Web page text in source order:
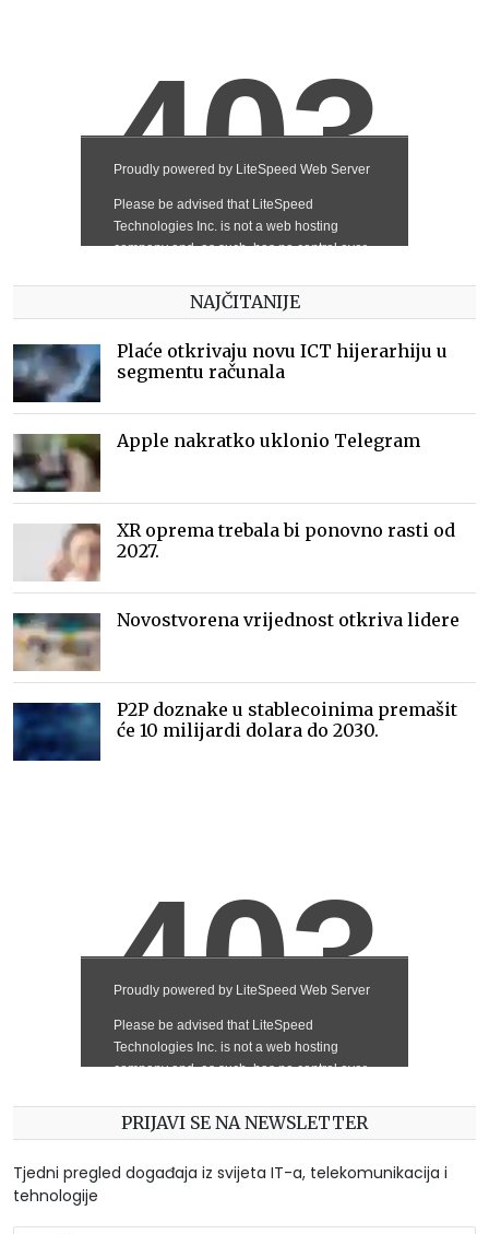
NAJČITANIJE
Plaće otkrivaju novu ICT hijerarhiju u
segmentu računala
Apple nakratko uklonio Telegram
XR oprema trebala bi ponovno rasti od
2027.
Novostvorena vrijednost otkriva lidere
P2P doznake u stablecoinima premašit
će 10 milijardi dolara do 2030.
PRIJAVI SE NA NEWSLETTER
Tjedni pregled događaja iz svijeta IT-a, telekomunikacija i
tehnologije